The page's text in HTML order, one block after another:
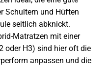
Schultern und Hüften
seitlich abknickt.
Matratzen mit einer
oder H3) sind hier oft die
anpassen und die